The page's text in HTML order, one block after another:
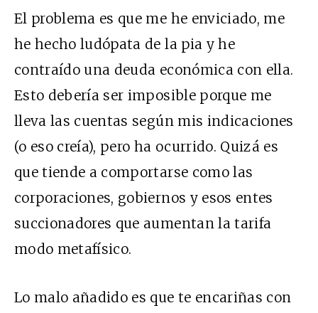
El problema es que me he enviciado, me
he hecho ludópata de la pia y he
contraído una deuda económica con ella.
Esto debería ser imposible porque me
lleva las cuentas según mis indicaciones
(o eso creía), pero ha ocurrido. Quizá es
que tiende a comportarse como las
corporaciones, gobiernos y esos entes
succionadores que aumentan la tarifa
modo metafísico.
Lo malo añadido es que te encariñas con